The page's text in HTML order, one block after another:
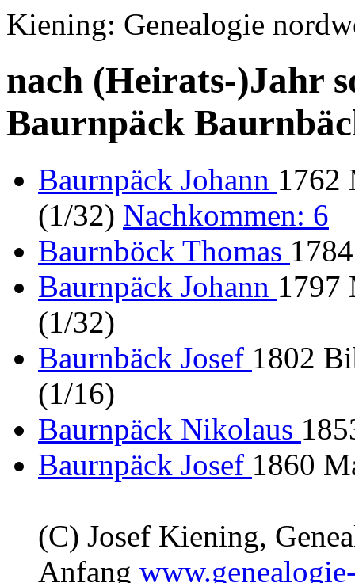
Kiening: Genealogie
nach (Heirats-)Jahr
Baurnpäck
Baurnpäck Johann 1762
(1/32) Nachkommen: 6
Baurnböck Thomas
Baurnpäck Johann 1797
(1/32)
Baurnbäck Josef 1802
(1/16)
Baurnpäck Nikolaus
Baurnpäck Josef 1860
(C) Josef Kiening,
Anfang